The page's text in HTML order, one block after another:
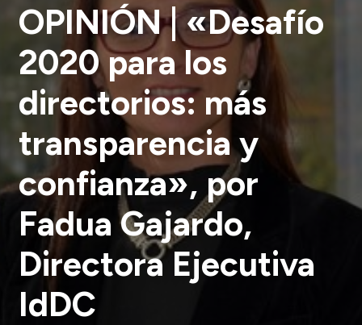
OPINIÓN | «Desafío
2020 para los
directorios: más
transparencia y
confianza», por
Fadua Gajardo,
Directora Ejecutiva
IdDC